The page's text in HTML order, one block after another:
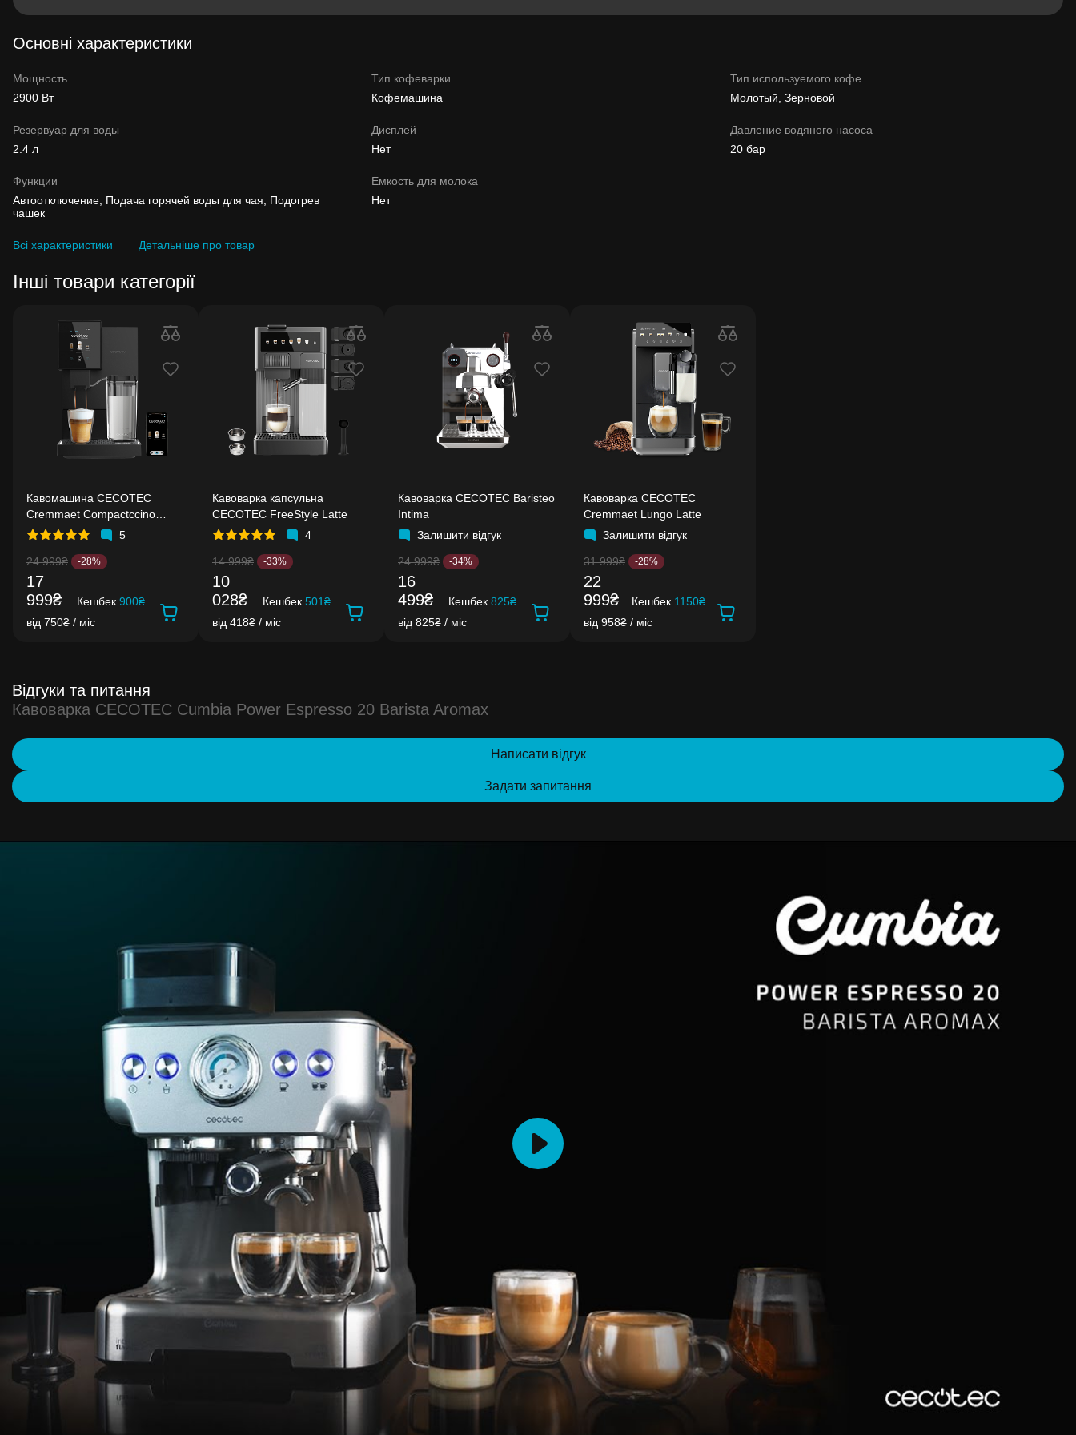
Основні характеристики
Мощность
2900 Вт
Тип кофеварки
Кофемашина
Тип используемого кофе
Молотый, Зерновой
Резервуар для воды
2.4 л
Дисплей
Нет
Давление водяного насоса
20 бар
Функции
Автоотключение, Подача горячей воды для чая, Подогрев
чашек
Емкость для молока
Нет
Всі характеристики Детальніше про товар
Інші товари категорії
Кавомашина CECOTEC
Cremmaet Compactccino
Connected
5
24 999₴ -28%
17
999₴
Кешбек 900₴
від 750₴ / міс
Кавоварка капсульна
CECOTEC FreeStyle Latte
4
14 999₴ -33%
10
028₴
Кешбек 501₴
від 418₴ / міс
Кавоварка CECOTEC Baristeo
Intima
Залишити відгук
24 999₴ -34%
16
499₴
Кешбек 825₴
від 825₴ / міс
Кавоварка CECOTEC
Cremmaet Lungo Latte
Залишити відгук
31 999₴ -28%
22
999₴
Кешбек 1150₴
від 958₴ / міс
Відгуки та питання
Кавоварка CECOTEC Cumbia Power Espresso 20 Barista Aromax
Написати відгук
Задати запитання